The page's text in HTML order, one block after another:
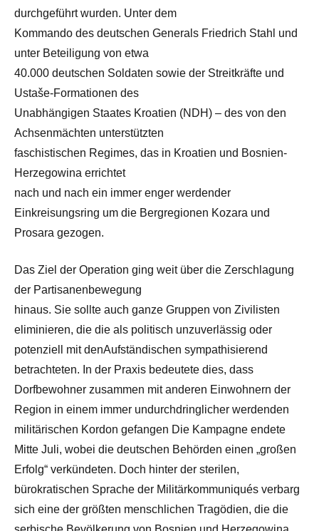
durchgeführt wurden. Unter dem
Kommando des deutschen Generals Friedrich Stahl und
unter Beteiligung von etwa
40.000 deutschen Soldaten sowie der Streitkräfte und
Ustaše-Formationen des
Unabhängigen Staates Kroatien (NDH) – des von den
Achsenmächten unterstützten
faschistischen Regimes, das in Kroatien und Bosnien-
Herzegowina errichtet
nach und nach ein immer enger werdender
Einkreisungsring um die Bergregionen Kozara und
Prosara gezogen.
Das Ziel der Operation ging weit über die Zerschlagung
der Partisanenbewegung
hinaus. Sie sollte auch ganze Gruppen von Zivilisten
eliminieren, die die als politisch unzuverlässig oder
potenziell mit denAufständischen sympathisierend
betrachteten. In der Praxis bedeutete dies, dass
Dorfbewohner zusammen mit anderen Einwohnern der
Region in einem immer undurchdringlicher werdenden
militärischen Kordon gefangen Die Kampagne endete
Mitte Juli, wobei die deutschen Behörden einen „großen
Erfolg“ verkündeten. Doch hinter der sterilen,
bürokratischen Sprache der Militärkommuniqués verbarg
sich eine der größten menschlichen Tragödien, die die